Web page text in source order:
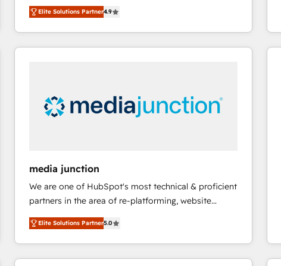
HubSpot大百科 出版 CRM・AI活用に関するご相談、現
operational efficiency of HubSpot. The fastest-
growing tech-enabler & facilitator, MakeWebBetter,
hands you the blend of HubSpot expertise &
eminent solutions & integrations. Trust us to
Premier Partner 2023 🌟5 HubSpot Accreditations 🌟
Won HubSpot Theme Challenge 2021 🌟INBOUND’19
HubSpot experience ✔️Flexible pricing models —
Hourly-fee (assigned one Dedicated HubSpot
Admin); Monthly-fee (HubSpot Admin + Project
Manager); and Fixed Project Cost (as per
requirement). ✔️Helped over 25,000+ customers so
far with our HubSpot solutions. ✔️Bespoke apps &
on-demand bundle services. Connect with us today!
Elite Solutions Partner4.9
media junction
We are one of HubSpot's most technical & proficient
partners in the area of re-platforming, website
design & development. We specialize in multi-hub
implementations for mid-market & enterprise
companies. We are woman-owned, powered by
coffee, and we ❤️ dogs. We produce award-winning
Elite Solutions Partner5.0